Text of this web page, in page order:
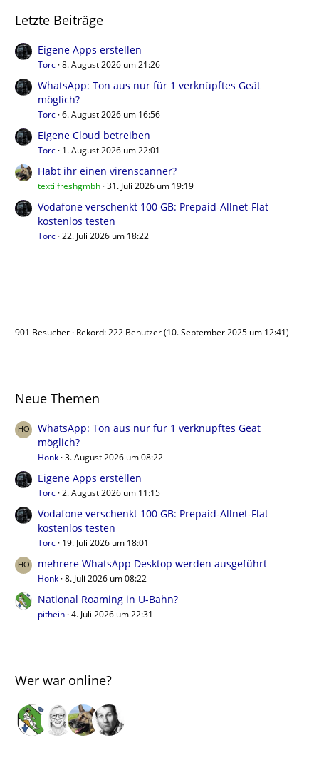
Letzte Beiträge
Eigene Apps erstellen
Torc 8. August 2026 um 21:26
WhatsApp: Ton aus nur für 1 verknüpftes Geät
möglich?
Torc 6. August 2026 um 16:56
Eigene Cloud betreiben
Torc 1. August 2026 um 22:01
Habt ihr einen virenscanner?
textilfreshgmbh 31. Juli 2026 um 19:19
Vodafone verschenkt 100 GB: Prepaid-Allnet-Flat
kostenlos testen
Torc 22. Juli 2026 um 18:22
901 Besucher Rekord: 222 Benutzer (10. September 2025 um 12:41)
Neue Themen
WhatsApp: Ton aus nur für 1 verknüpftes Geät
möglich?
Honk 3. August 2026 um 08:22
Eigene Apps erstellen
Torc 2. August 2026 um 11:15
Vodafone verschenkt 100 GB: Prepaid-Allnet-Flat
kostenlos testen
Torc 19. Juli 2026 um 18:01
mehrere WhatsApp Desktop werden ausgeführt
Honk 8. Juli 2026 um 08:22
National Roaming in U-Bahn?
pithein 4. Juli 2026 um 22:31
Wer war online?